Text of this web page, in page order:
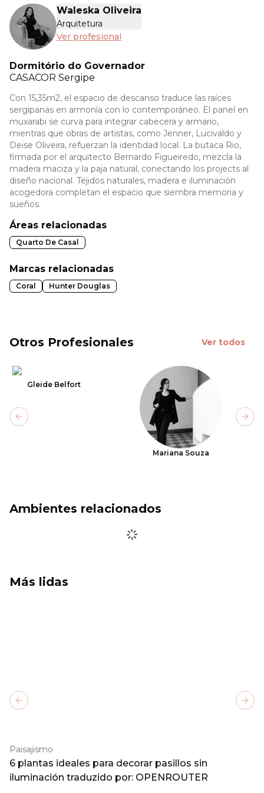
Waleska Oliveira
Arquitetura
Ver profesional
Dormitório do Governador
CASACOR Sergipe
Con 15,35m2, el espacio de descanso traduce las raíces
sergipanas en armonía con lo contemporáneo. El panel en
muxarabi se curva para integrar cabecera y armario,
mientras que obras de artistas, como Jenner, Lucivaldo y
Deise Oliveira, refuerzan la identidad local. La butaca Rio,
firmada por el arquitecto Bernardo Figueiredo, mezcla la
madera maciza y la paja natural, conectando los projects al
diseño nacional. Tejidos naturales, madera e iluminación
acogedora completan el espacio que siembra memoria y
sueños.
Áreas relacionadas
Quarto De Casal
Marcas relacionadas
Coral Hunter Douglas
Otros Profesionales Ver todos
Gleide Belfort
Mariana Souza
Previous slide
Ambientes relacionados
Más lidas
Paisajismo
6 plantas ideales para decorar pasillos sin
iluminación traduzido por: OPENROUTER
Previous slide